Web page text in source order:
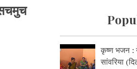
कृष्ण भजन :
सांवरिया